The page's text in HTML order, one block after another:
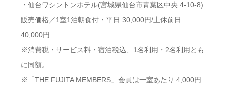
・仙台ワシントンホテル(宮城県仙台市⻘葉区中央 4-10-8)
販売価格／1室1泊朝食付・平日 30,000円/土休前日
40,000円
※消費税・サービス料・宿泊税込、1名利用・2名利用とも
に同額。
※「THE FUJITA MEMBERS」会員は一室あたり 4,000円